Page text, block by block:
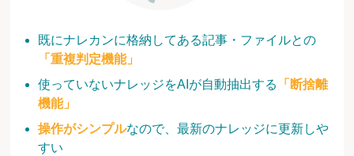
既にナレカンに格納してある記事・ファイルとの
「重複判定機能」
使っていないナレッジをAIが自動抽出する
「断捨離
機能」
操作がシンプルなので、最新のナレッジに更新しや
すい